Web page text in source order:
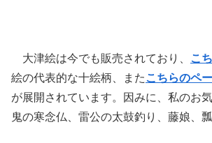
大津絵は今でも販売されており、 こ
絵の代表的な十絵柄、また こちらのペ
が展開されています。因みに、私のお
鬼の寒念仏、雷公の太鼓釣り、藤娘、